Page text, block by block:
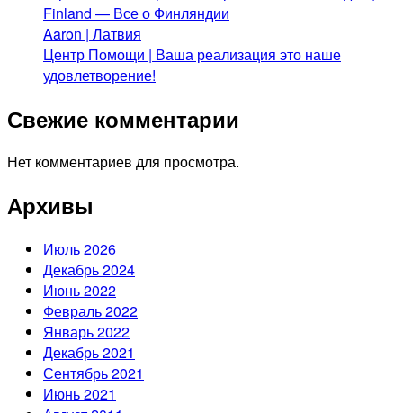
Finland — Все о Финляндии
Aaron | Латвия
Центр Помощи | Ваша реализация это наше
удовлетворение!
Свежие комментарии
Нет комментариев для просмотра.
Архивы
Июль 2026
Декабрь 2024
Июнь 2022
Февраль 2022
Январь 2022
Декабрь 2021
Сентябрь 2021
Июнь 2021